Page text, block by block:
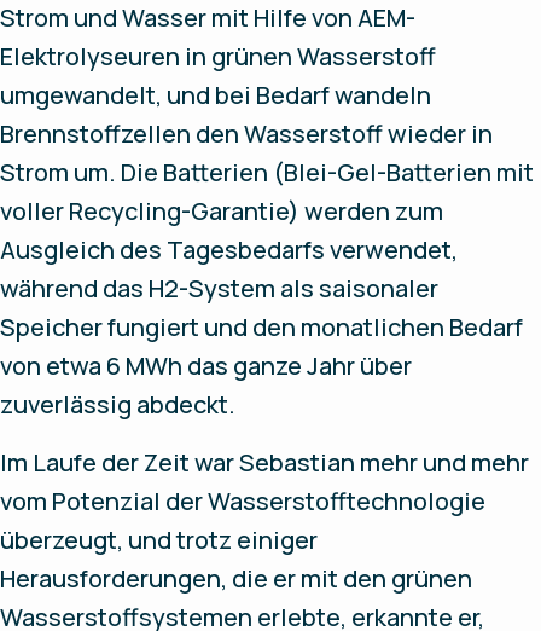
Strom und Wasser mit Hilfe von AEM-
Elektrolyseuren in grünen Wasserstoff
umgewandelt, und bei Bedarf wandeln
Brennstoffzellen den Wasserstoff wieder in
Strom um. Die Batterien (Blei-Gel-Batterien mit
voller Recycling-Garantie) werden zum
Ausgleich des Tagesbedarfs verwendet,
während das H2-System als saisonaler
Speicher fungiert und den monatlichen Bedarf
von etwa 6 MWh das ganze Jahr über
zuverlässig abdeckt.
Im Laufe der Zeit war Sebastian mehr und mehr
vom Potenzial der Wasserstofftechnologie
überzeugt, und trotz einiger
Herausforderungen, die er mit den grünen
Wasserstoffsystemen erlebte, erkannte er,